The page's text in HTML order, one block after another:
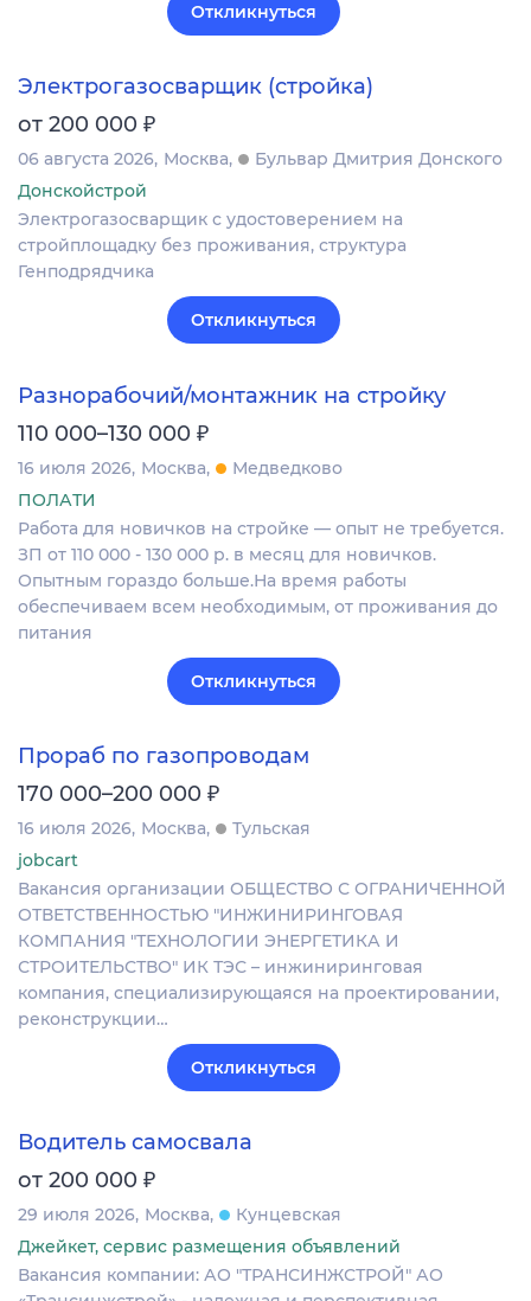
Откликнуться
Электрогазосварщик (стройка)
от 200 000 ₽
06 августа 2026 Москва
Бульвар Дмитрия Донского
Донскойстрой
Электрогазосварщик с удостоверением на
стройплощадку без проживания, структура
Генподрядчика
Откликнуться
Разнорабочий/монтажник на стройку
110 000–130 000 ₽
16 июля 2026 Москва
Медведково
ПОЛАТИ
Работа для новичков на стройке — опыт не требуется.
ЗП от 110 000 - 130 000 р. в месяц для новичков.
Опытным гораздо больше.На время работы
обеспечиваем всем необходимым, от проживания до
питания
Откликнуться
Прораб по газопроводам
170 000–200 000 ₽
16 июля 2026 Москва
Тульская
jobcart
Вакансия организации ОБЩЕСТВО С ОГРАНИЧЕННОЙ
ОТВЕТСТВЕННОСТЬЮ "ИНЖИНИРИНГОВАЯ
КОМПАНИЯ "ТЕХНОЛОГИИ ЭНЕРГЕТИКА И
СТРОИТЕЛЬСТВО" ИК ТЭС – инжиниринговая
компания, специализирующаяся на проектировании,
реконструкции…
Откликнуться
Водитель самосвала
от 200 000 ₽
29 июля 2026 Москва
Кунцевская
Джейкет, сервис размещения объявлений
Вакансия компании: АО "ТРАНСИНЖСТРОЙ" АО